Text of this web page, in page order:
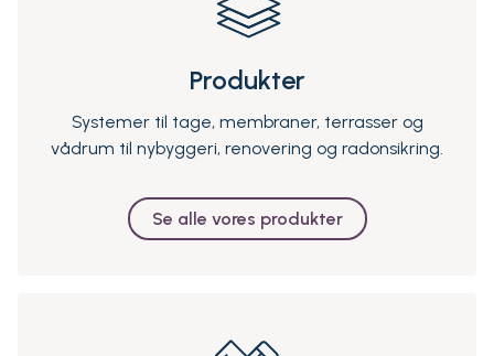
Produkter
Systemer til tage, membraner, terrasser og
vådrum til nybyggeri, renovering og radonsikring.
Se alle vores produkter